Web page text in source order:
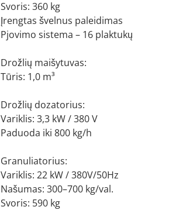
Svoris: 360 kg
Įrengtas švelnus paleidimas
Pjovimo sistema – 16 plaktukų
Drožlių maišytuvas:
Tūris: 1,0 m³
Drožlių dozatorius:
Variklis: 3,3 kW / 380 V
Paduoda iki 800 kg/h
Granuliatorius:
Variklis: 22 kW / 380V/50Hz
Našumas: 300–700 kg/val.
Svoris: 590 kg